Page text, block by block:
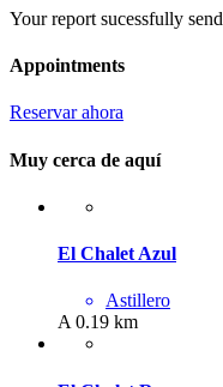
Your report sucessfully send
Appointments
Reservar ahora
Muy cerca de aquí
El Chalet Azul
Astillero
A 0.19 km